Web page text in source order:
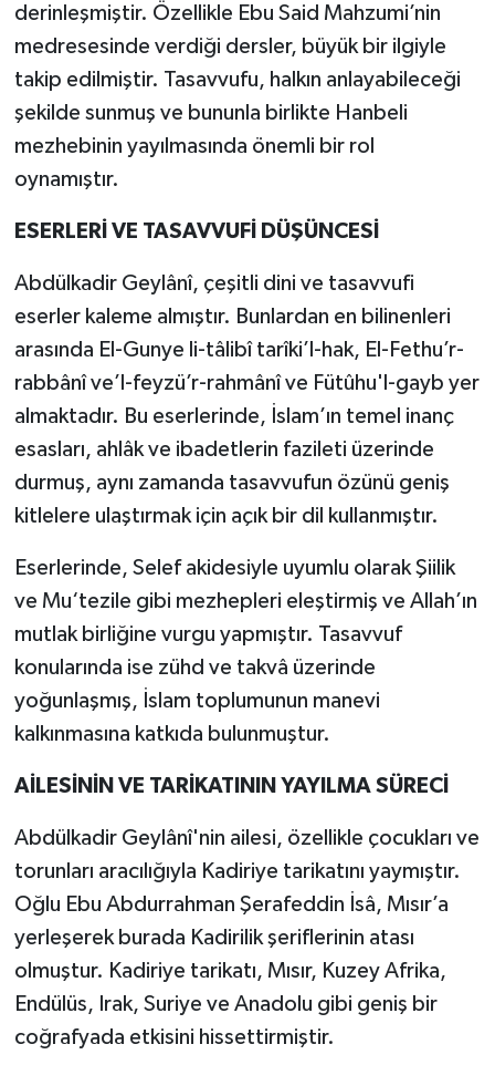
derinleşmiştir. Özellikle Ebu Said Mahzumi’nin
medresesinde verdiği dersler, büyük bir ilgiyle
takip edilmiştir. Tasavvufu, halkın anlayabileceği
şekilde sunmuş ve bununla birlikte Hanbeli
mezhebinin yayılmasında önemli bir rol
oynamıştır.
ESERLERİ VE TASAVVUFİ DÜŞÜNCESİ
Abdülkadir Geylânî, çeşitli dini ve tasavvufi
eserler kaleme almıştır. Bunlardan en bilinenleri
arasında El-Gunye li-tâlibî tarîki’l-hak, El-Fethu’r-
rabbânî ve’l-feyzü’r-rahmânî ve Fütûhu'l-gayb yer
almaktadır. Bu eserlerinde, İslam’ın temel inanç
esasları, ahlâk ve ibadetlerin fazileti üzerinde
durmuş, aynı zamanda tasavvufun özünü geniş
kitlelere ulaştırmak için açık bir dil kullanmıştır.
Eserlerinde, Selef akidesiyle uyumlu olarak Şiilik
ve Mu‘tezile gibi mezhepleri eleştirmiş ve Allah’ın
mutlak birliğine vurgu yapmıştır. Tasavvuf
konularında ise zühd ve takvâ üzerinde
yoğunlaşmış, İslam toplumunun manevi
kalkınmasına katkıda bulunmuştur.
AİLESİNİN VE TARİKATININ YAYILMA SÜRECİ
Abdülkadir Geylânî'nin ailesi, özellikle çocukları ve
torunları aracılığıyla Kadiriye tarikatını yaymıştır.
Oğlu Ebu Abdurrahman Şerafeddin İsâ, Mısır’a
yerleşerek burada Kadirilik şeriflerinin atası
olmuştur. Kadiriye tarikatı, Mısır, Kuzey Afrika,
Endülüs, Irak, Suriye ve Anadolu gibi geniş bir
coğrafyada etkisini hissettirmiştir.